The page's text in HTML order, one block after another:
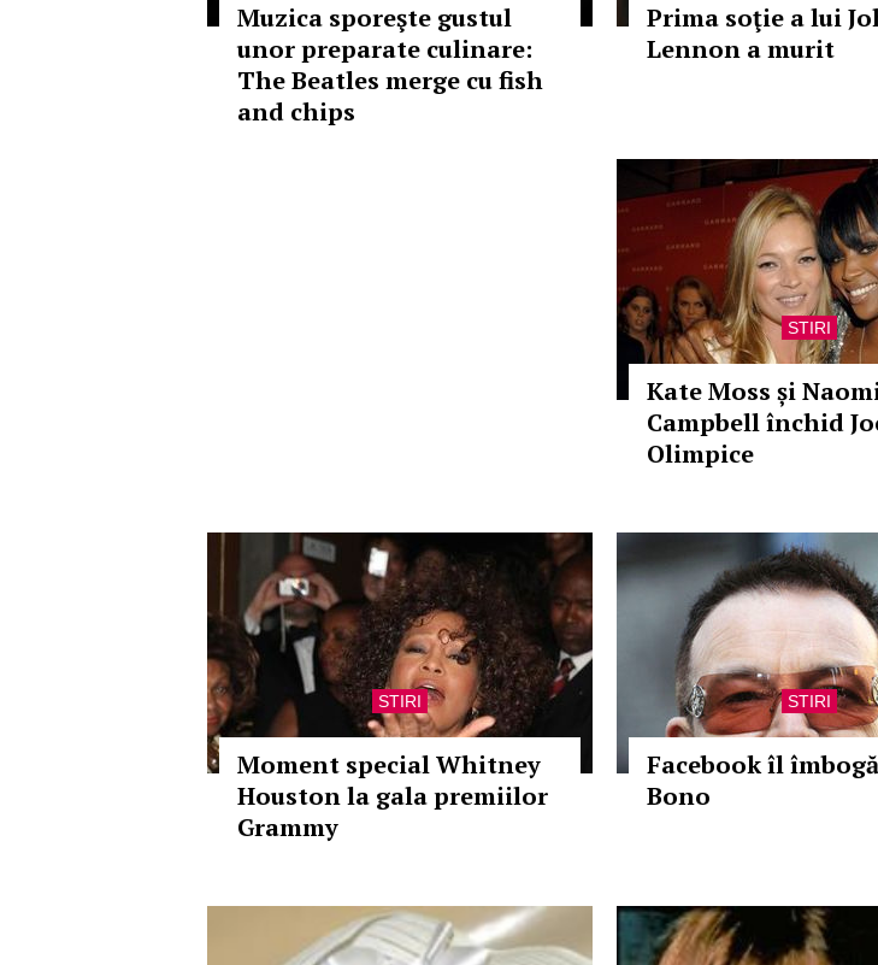
Muzica sporeşte gustul
unor preparate culinare:
The Beatles merge cu fish
and chips
Prima soţie a lui
Lennon a murit
STIRI
Kate Moss și
Campbell închid
Olimpice
STIRI
Moment special Whitney
Houston la gala premiilor
Grammy
STIRI
Facebook îl
Bono